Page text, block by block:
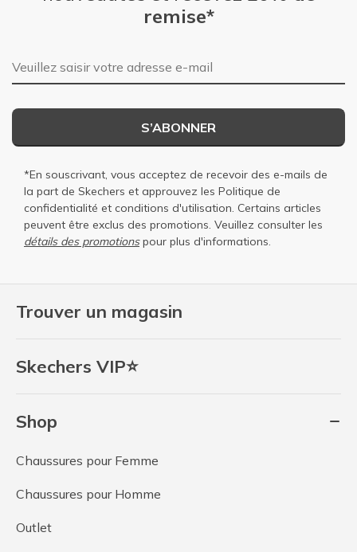
Trouver un magasin
Skechers VIP⭐
Shop
Chaussures pour Femme
Chaussures pour Homme
Outlet
remise*
Adresse e-mail
S’ABONNER
*En souscrivant, vous acceptez de recevoir des e-mails de
la part de Skechers et approuvez les Politique de
confidentialité et conditions d'utilisation. Certains articles
peuvent être exclus des promotions. Veuillez consulter les
détails des promotionspour plus d'informations.